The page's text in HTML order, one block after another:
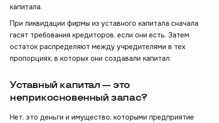
капитала.
При ликвидации фирмы из уставного капитала сначала
гасят требования кредиторов, если они есть. Затем
остаток распределяют между учредителями в тех
пропорциях, в которых они создавали капитал.
Уставный капитал — это
неприкосновенный запас?
Нет, это деньги и имущество, которыми предприятие